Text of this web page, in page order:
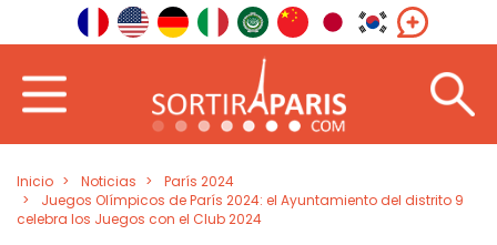
Inicio Noticias
París 2024
Juegos Olímpicos de París 2024: el Ayuntamiento del distrito 9
celebra los Juegos con el Club 2024